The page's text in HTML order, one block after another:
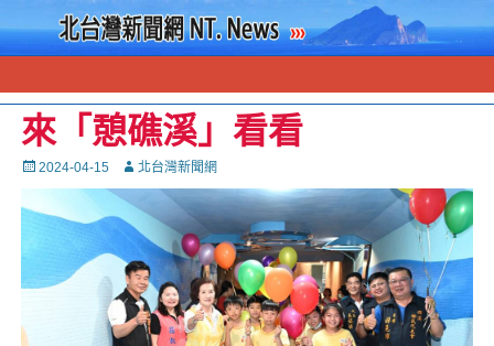
來「憩礁溪」看看
Posted
on
2024-04-15 Autor北台灣新聞網